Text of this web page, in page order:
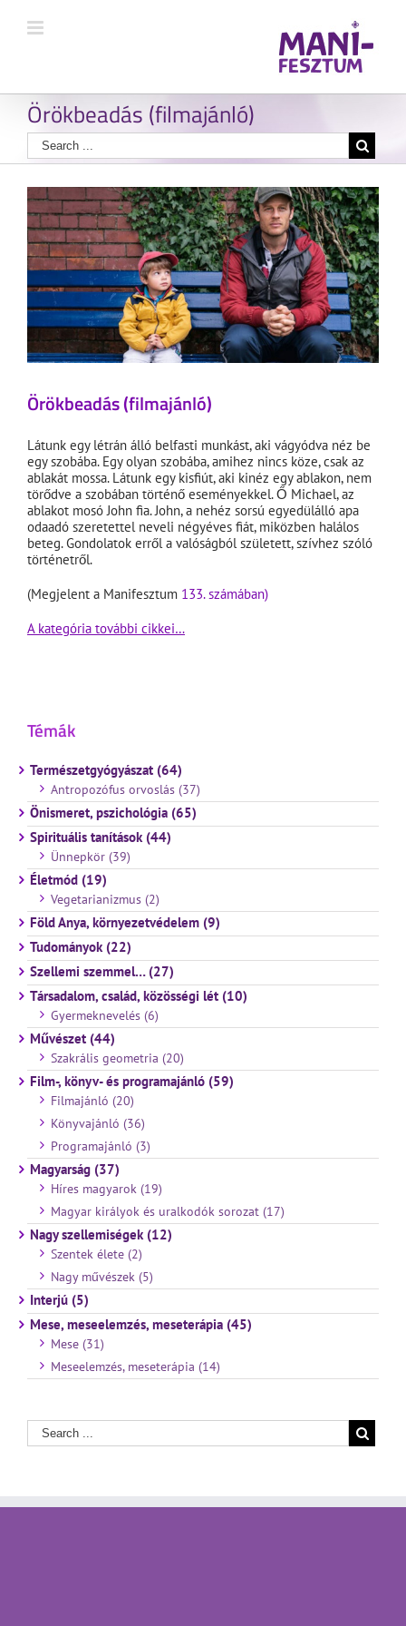
Örökbeadás (filmajánló)
Örökbeadás (filmajánló)
Látunk egy létrán álló belfasti munkást, aki vágyódva néz be
egy szobába. Egy olyan szobába, amihez nincs köze, csak az
ablakát mossa. Látunk egy kisfiút, aki kinéz egy ablakon, nem
törődve a szobában történő eseményekkel. Ő Michael, az
ablakot mosó John fia. John, a nehéz sorsú egyedülálló apa
odaadó szeretettel neveli négyéves fiát, miközben halálos
beteg. Gondolatok erről a valóságból született, szívhez szóló
történetről.
(Megjelent a Manifesztum 133. számában)
A kategória további cikkei…
Témák
Természetgyógyászat (64)
Antropozófus orvoslás (37)
Önismeret, pszichológia (65)
Spirituális tanítások (44)
Ünnepkör (39)
Életmód (19)
Vegetarianizmus (2)
Föld Anya, környezetvédelem (9)
Tudományok (22)
Szellemi szemmel… (27)
Társadalom, család, közösségi lét (10)
Gyermeknevelés (6)
Művészet (44)
Szakrális geometria (20)
Film-, könyv- és programajánló (59)
Filmajánló (20)
Könyvajánló (36)
Programajánló (3)
Magyarság (37)
Híres magyarok (19)
Magyar királyok és uralkodók sorozat (17)
Nagy szellemiségek (12)
Szentek élete (2)
Nagy művészek (5)
Interjú (5)
Mese, meseelemzés, meseterápia (45)
Mese (31)
Meseelemzés, meseterápia (14)